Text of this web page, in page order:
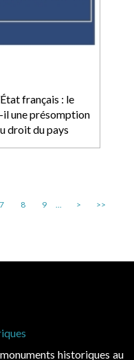
français : le
une présomption
droit du pays
7 8 9 ... > >>
historiques au